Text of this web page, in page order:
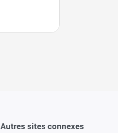
Autres sites connexes